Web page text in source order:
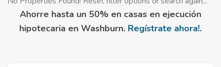
Ahorre hasta un 50% en casas en ejecución
hipotecaria en Washburn. Regístrate ahora!.